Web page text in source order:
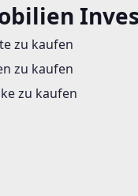
zu kaufen
zu kaufen
zu kaufen